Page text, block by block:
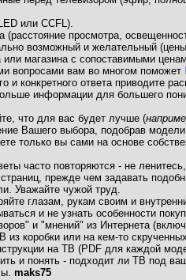
или CCFL).
(расстояние просмотра,
возможный и желательный (цены
или магазина с сопоставимыми
вопросами вам во многом поможет
и конкретного ответа приводите
информации для большего
что для вас будет лучше (
Вашего выбора, подобрав
только вы сами на основе
часто повторяются - не
прежде чем задавать
Уважайте чужой труд.
глазам, рукам своим и
и не узнать особенности
и "мнений" из Интернета
из коробки или на кем-то
на ТВ (PDF для каждой
и понять - подходит ли ТВ под
maks75